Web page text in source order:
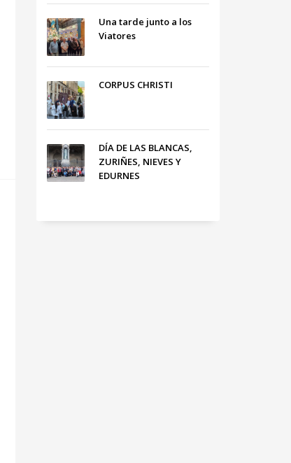
Una tarde junto a los
Viatores
CORPUS CHRISTI
DÍA DE LAS BLANCAS,
ZURIÑES, NIEVES Y
EDURNES